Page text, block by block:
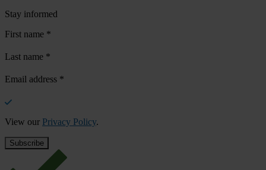
Stay informed
First name *
Last name *
Email address *
View our Privacy Policy.